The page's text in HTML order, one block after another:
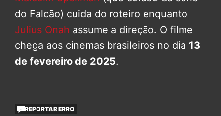
do Falcão) cuida do roteiro enquanto
Julius Onah assume a direção. O filme
chega aos cinemas brasileiros no dia 13
de fevereiro de 2025.
REPORTAR ERRO